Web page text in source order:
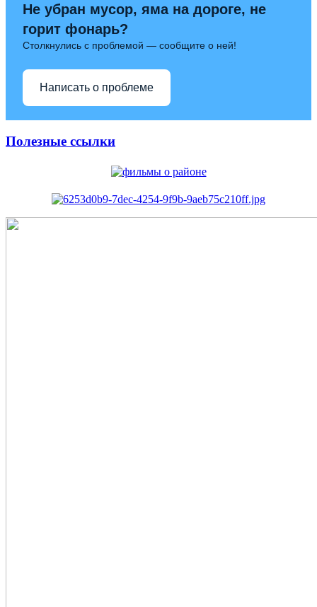
Не убран мусор, яма на дороге, не
горит фонарь?
Столкнулись с проблемой — сообщите о ней!
Написать о проблеме
Полезные ссылки